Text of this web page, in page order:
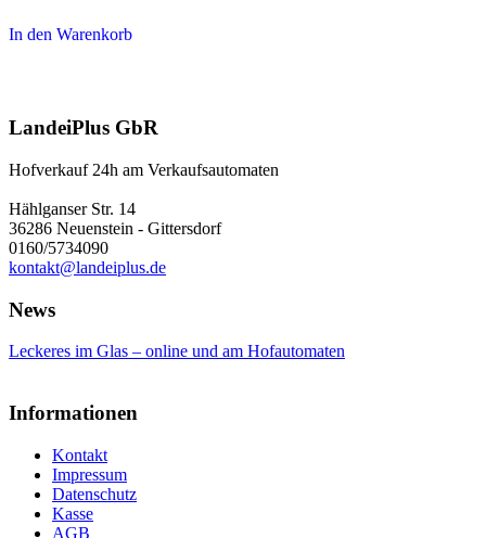
In den Warenkorb
LandeiPlus GbR
Hofverkauf 24h am Verkaufsautomaten
Hählganser Str. 14
36286 Neuenstein - Gittersdorf
0160/5734090
kontakt@landeiplus.de
News
Leckeres im Glas – online und am Hofautomaten
Informationen
Kontakt
Impressum
Datenschutz
Kasse
AGB